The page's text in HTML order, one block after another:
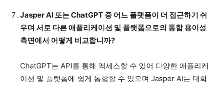
Jasper AI 또는 ChatGPT 중 어느 플랫폼이 더 접근하기 쉬
우며 서로 다른 애플리케이션 및 플랫폼으로의 통합 용이성
측면에서 어떻게 비교합니까?
ChatGPT는 API를 통해 액세스할 수 있어 다양한 애플리케
이션 및 플랫폼에 쉽게 통합할 수 있으며 Jasper AI는 대화